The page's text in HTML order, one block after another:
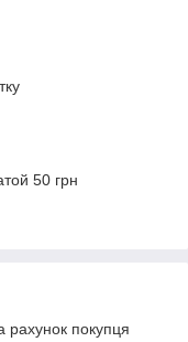
50 грн
рахунок покупця